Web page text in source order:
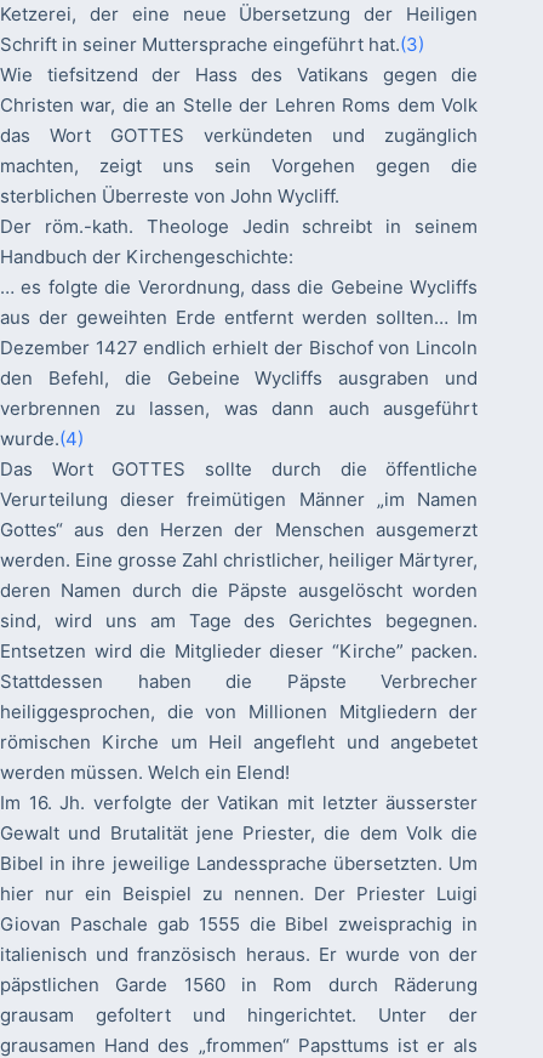
Ketzerei, der eine neue Übersetzung der Heiligen
Schrift in seiner Muttersprache eingeführt hat.(3)
Wie tiefsitzend der Hass des Vatikans gegen die
Christen war, die an Stelle der Lehren Roms dem Volk
das Wort GOTTES verkündeten und zugänglich
machten, zeigt uns sein Vorgehen gegen die
sterblichen Überreste von John Wycliff.
Der röm.-kath. Theologe Jedin schreibt in seinem
Handbuch der Kirchengeschichte:
… es folgte die Verordnung, dass die Gebeine Wycliffs
aus der geweihten Erde entfernt werden sollten… Im
Dezember 1427 endlich erhielt der Bischof von Lincoln
den Befehl, die Gebeine Wycliffs ausgraben und
verbrennen zu lassen, was dann auch ausgeführt
wurde.(4)
Das Wort GOTTES sollte durch die öffentliche
Verurteilung dieser freimütigen Männer „im Namen
Gottes“ aus den Herzen der Menschen ausgemerzt
werden. Eine grosse Zahl christlicher, heiliger Märtyrer,
deren Namen durch die Päpste ausgelöscht worden
sind, wird uns am Tage des Gerichtes begegnen.
Entsetzen wird die Mitglieder dieser “Kirche” packen.
Stattdessen haben die Päpste Verbrecher
heiliggesprochen, die von Millionen Mitgliedern der
römischen Kirche um Heil angefleht und angebetet
werden müssen. Welch ein Elend!
Im 16. Jh. verfolgte der Vatikan mit letzter äusserster
Gewalt und Brutalität jene Priester, die dem Volk die
Bibel in ihre jeweilige Landessprache übersetzten. Um
hier nur ein Beispiel zu nennen. Der Priester Luigi
Giovan Paschale gab 1555 die Bibel zweisprachig in
italienisch und französisch heraus. Er wurde von der
päpstlichen Garde 1560 in Rom durch Räderung
grausam gefoltert und hingerichtet. Unter der
grausamen Hand des „frommen“ Papsttums ist er als